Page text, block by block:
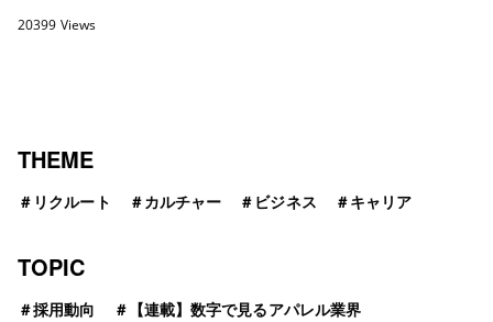
20399 Views
THEME
＃ リクルート ＃カルチャー ＃ ビジネス ＃キャリア
TOPIC
＃採用動向 ＃ 【連載】数字で見るアパレル業界